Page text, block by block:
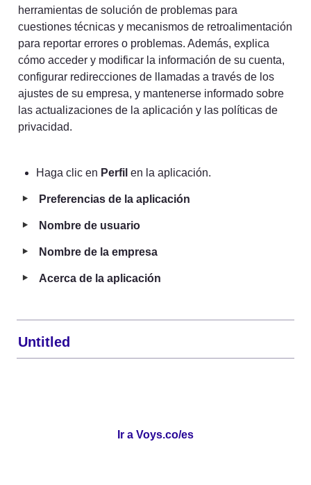
herramientas de solución de problemas para
cuestiones técnicas y mecanismos de retroalimentación
para reportar errores o problemas. Además, explica
cómo acceder y modificar la información de su cuenta,
configurar redirecciones de llamadas a través de los
ajustes de su empresa, y mantenerse informado sobre
las actualizaciones de la aplicación y las políticas de
privacidad.
Haga clic en Perfil en la aplicación.
‣ Preferencias de la aplicación
‣ Nombre de usuario
‣ Nombre de la empresa
‣ Acerca de la aplicación
Untitled
Ir a Voys.co/es